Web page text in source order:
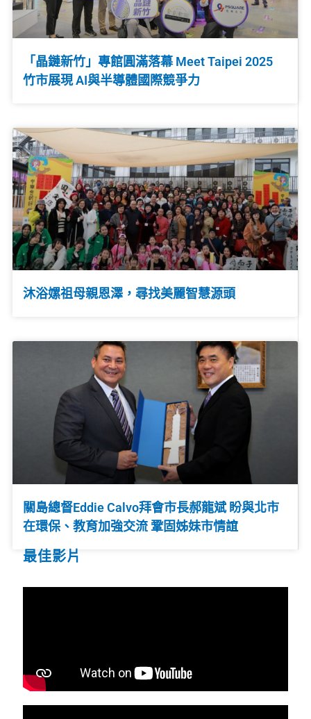
「晶鏈新竹」專館圓滿落幕 Meet Taipei 2025
竹市展現 AI與半導體國際競爭力
沐浴嫘祖母親恩澤，尋找美麗智慧源頭
關島總督Eddie Calvo拜會市長郝龍斌 盼與北市
在環保、教育加強交流 鞏固姊妹市情誼
最佳影片